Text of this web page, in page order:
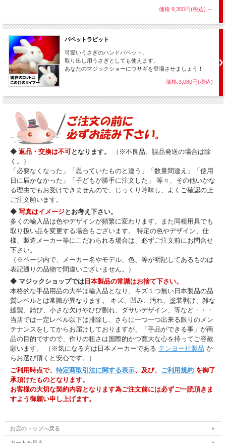
※応用演技動画で使用している「シルクハットとうさぎの絵」はオプ
す。クリップボードは含まれません。）
スプリングラビット本体と同時購入の場合はこのページからオプショ
ンを選択してセットで購入できます。（後でイラストセットだけ購入
する場合はオプション品「イラストセット」のページ
さい。）
価格:9,350円(税込) ～
パペットラビット
可愛いうさぎのハンドパペット。
取り出し用うさぎとしても使えます。
あなたのマジックショーにウサギを登場させましょう！
価格:3,080円(税込)
◆ 返品・交換は不可となります。
（※不良品、誤品発送の場合は除
く。）
「必要なくなった」「思っていたものと違う」「数量間違え」「使用
日に届かなかった」「子どもが勝手に注文した」 等々、その他いかな
る理由でもお受けできませんので、じっくり吟味し、よくご確認の上
ご注文願います。
◆ 写真はイメージとお考え下さい。
多くの輸入品は色やデザインが頻繁に変わります。また同種用具でも
取り扱い品を変更する場合もございます。 特定の色やデザイン、仕
様、製造メーカー等にこだわられる場合は、必ずご注文前にお問合せ
下さい。
（※ページ内で、メーカー名やモデル、色、等が明記してあるものは
表記通りの品物で間違いございません。）
◆ マジックショップでは 日本製品の常識はお捨て下さい。
本格的な手品用品の大半は輸入品となり、キズ１つ無い日本製品の品
質レベルとは常識が異なります。 キズ、凹み、汚れ、塗装剥げ、雑な
縫製、錆び、小さな欠けやひび割れ、ダサいデザイン、等など・・・
当店では一定レベル以下は排除し、さらに一つ一つ出来る限りのメン
テナンスをしてからお届けしておりますが、「手品ができる事」が商
品の目的ですので、作りの粗さは国際的かつ寛大な心を持ってご容赦
願います。 （※気になる方は日本メーカーである テンヨー社製品 か
らお選び頂くと安心です。）
ご利用時点で、 特定商取引法に関する表示、及び、 ご利用規約 を御了
承頂けたものとなります。
お客様の大切な契約内容となります為ご注文前には必ずご一読頂きま
すよう御願い申し上げます。
お店のトップへ戻る